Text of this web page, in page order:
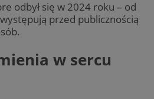
odbył się w 2024 roku – od
przed publicznością
w sercu